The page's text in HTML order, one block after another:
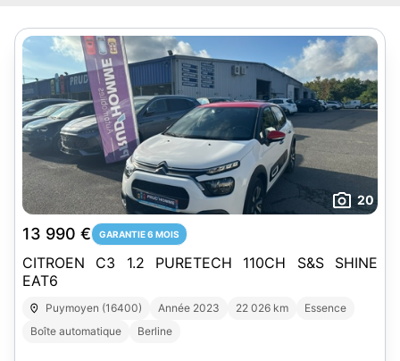
20
13 990 € GARANTIE 6 MOIS
CITROEN C3 1.2 PURETECH 110CH S&S SHINE
EAT6
Puymoyen (16400) Année 2023 22 026 km
Essence
Boîte automatique
Berline